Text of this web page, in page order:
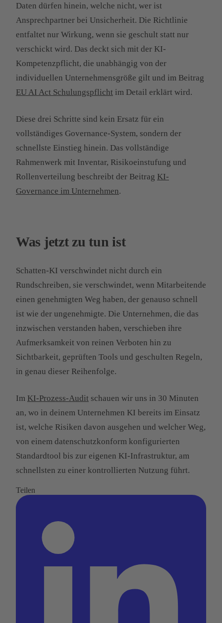
Daten dürfen hinein, welche nicht, wer ist
Ansprechpartner bei Unsicherheit. Die Richtlinie
entfaltet nur Wirkung, wenn sie geschult statt nur
verschickt wird. Das deckt sich mit der KI-
Kompetenzpflicht, die unabhängig von der
individuellen Unternehmensgröße gilt und im Beitrag
EU AI Act Schulungspflicht im Detail erklärt wird.
Diese drei Schritte sind kein Ersatz für ein
vollständiges Governance-System, sondern der
schnellste Einstieg hinein. Das vollständige
Rahmenwerk mit Inventar, Risikoeinstufung und
Rollenverteilung beschreibt der Beitrag KI-
Governance im Unternehmen.
Was jetzt zu tun ist
Schatten-KI verschwindet nicht durch ein
Rundschreiben, sie verschwindet, wenn Mitarbeitende
einen genehmigten Weg haben, der genauso schnell
ist wie der ungenehmigte. Die Unternehmen, die das
inzwischen verstanden haben, verschieben ihre
Aufmerksamkeit von reinen Verboten hin zu
Sichtbarkeit, geprüften Tools und geschulten Regeln,
in genau dieser Reihenfolge.
Im KI-Prozess-Audit schauen wir uns in 30 Minuten
an, wo in deinem Unternehmen KI bereits im Einsatz
ist, welche Risiken davon ausgehen und welcher Weg,
von einem datenschutzkonform konfigurierten
Standardtool bis zur eigenen KI-Infrastruktur, am
schnellsten zu einer kontrollierten Nutzung führt.
Teilen